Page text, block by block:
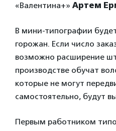
«Валентина+» Артем
В мини-типографии
горожан. Если число
возможно расширение
производстве обучат
которые не могут
самостоятельно, будут
Первым работником